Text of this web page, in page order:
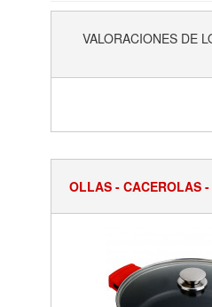
VALORACIONES DE
OLLAS - CACEROLAS